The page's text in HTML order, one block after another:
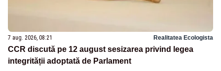
7 aug. 2026, 08:21 Realitatea Ecologista
CCR discută pe 12 august sesizarea privind legea
integrității adoptată de Parlament